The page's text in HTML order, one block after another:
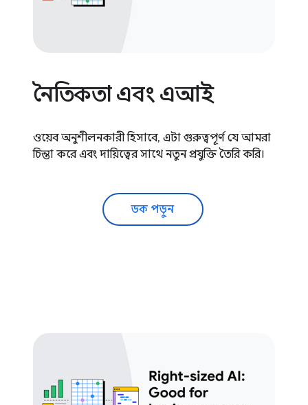
নৈতিকতা এবং এআই
ওয়েব অনুশীলনকারী হিসাবে, এটা গুরুত্বপূর্ণ যে আমরা
চিন্তা করে এবং দায়িত্বের সাথে নতুন প্রযুক্তি তৈরি করি।
ডক পড়ুন